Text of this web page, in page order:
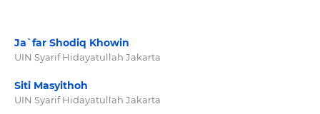
Ja`far Shodiq Khowin
UIN Syarif Hidayatullah Jakarta
Siti Masyithoh
UIN Syarif Hidayatullah Jakarta